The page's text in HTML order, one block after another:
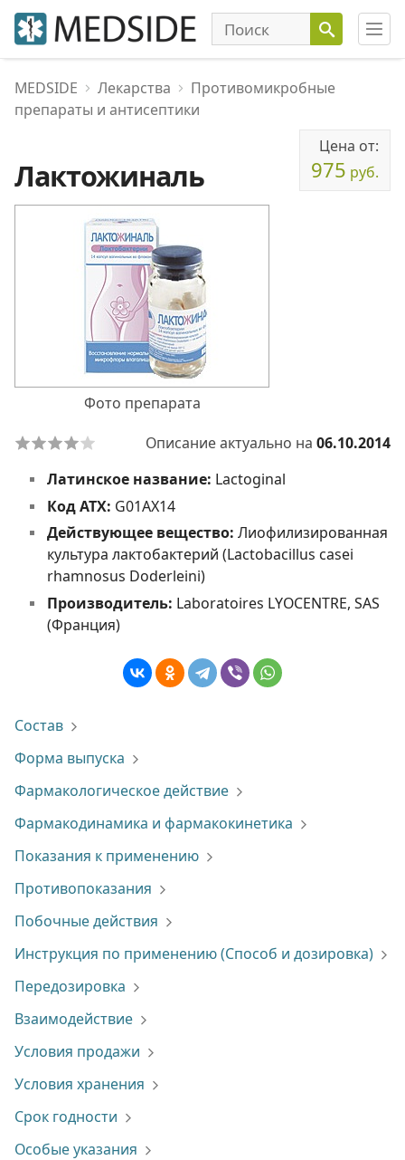
MEDSIDE Лекарства
Противомикробные
препараты и антисептики
Лактожиналь
Цена от:
975 руб.
Фото препарата
Описание актуально на 06.10.2014
Латинское название: Lactoginal
Код АТХ: G01AX14
Действующее вещество: Лиофилизированная
культура лактобактерий (Lactobacillus casei
rhamnosus Doderleini)
Производитель: Laboratoires LYOCENTRE, SAS
(Франция)
Состав
Форма выпуска
Фармакологическое действие
Фармакодинамика и фармакокинетика
Показания к применению
Противопоказания
Побочные действия
Инструкция по применению (Способ и дозировка)
Передозировка
Взаимодействие
Условия продажи
Условия хранения
Срок годности
Особые указания